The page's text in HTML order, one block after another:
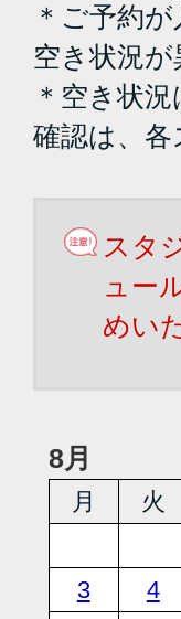
＊ご予約
空き状況
＊空き状
確認は、
スタ
ュー
めい
8月
月 火
3
4